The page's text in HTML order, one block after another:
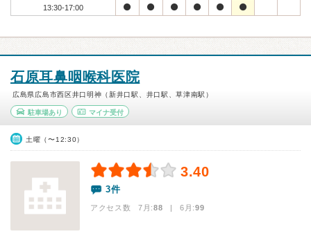
13:30-17:00
石原耳鼻咽喉科医院
広島県広島市西区井口明神（新井口駅、井口駅、草津南駅）
駐車場あり マイナ受付
土曜（〜12:30）
3.40
3件
アクセス数 7月:88 | 6月:99